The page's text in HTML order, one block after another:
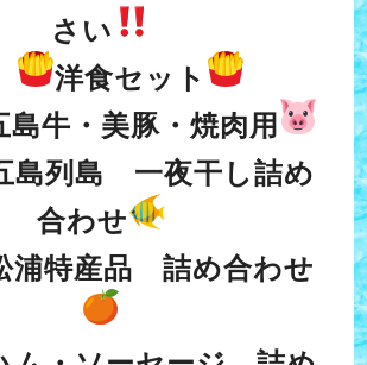
さい
洋食セット
島牛・美豚・焼肉用
島列島 一夜干し詰め
合わせ
浦特産品 詰め合わせ